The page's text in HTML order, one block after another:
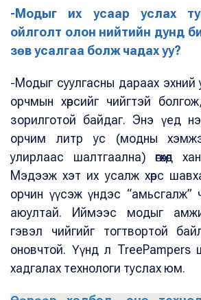
-Модыг их усаар услах
ойлголт олон нийтийн дунд
зөв усалгаа болж чадах уу?
-Модыг суулгасны дараах эхний
орчмын хөрсийг чийгтэй
зорилготой байдаг. Энэ үед
орчим литр ус (модны
улирлаас шалтгаална) өгөхөд
Мэдээж хэт их усалж хөрс
орчин үүсэж үндэс “амьсгалж”
аюултай. Иймээс модыг
гэвэл чийгийг тогтвортой
оновчтой. Үүнд л TreePampers
хадгалах технологи туслах юм.